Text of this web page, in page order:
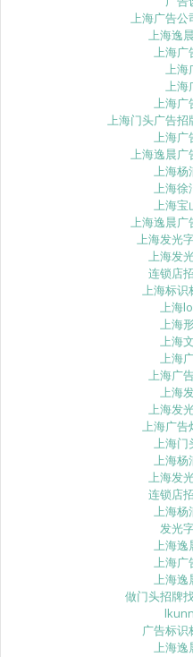
上海广告公
上海逸
上海广
上海
上海
上海广
上海门头广告招
上海广
上海逸晨广
上海杨
上海徐
上海宝
上海逸晨广
上海发光
上海发
连锁店
上海标识
上海
上海
上海
上海
上海广
上海
上海发
上海广告
上海门
上海杨
上海发
连锁店
上海杨
发光
上海逸
上海广
上海逸
做门头招牌
广告标识
上海逸